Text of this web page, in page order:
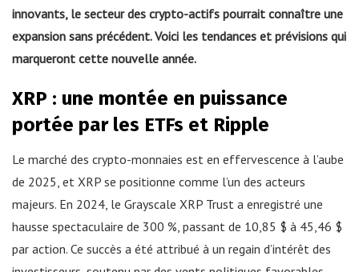
innovants, le secteur des crypto-actifs pourrait connaître une
expansion sans précédent. Voici les tendances et prévisions qui
marqueront cette nouvelle année.
XRP : une montée en puissance
portée par les ETFs et Ripple
Le marché des crypto-monnaies est en effervescence à l’aube
de 2025, et XRP se positionne comme l’un des acteurs
majeurs. En 2024, le Grayscale XRP Trust a enregistré une
hausse spectaculaire de 300 %, passant de 10,85 $ à 45,46 $
par action. Ce succès a été attribué à un regain d’intérêt des